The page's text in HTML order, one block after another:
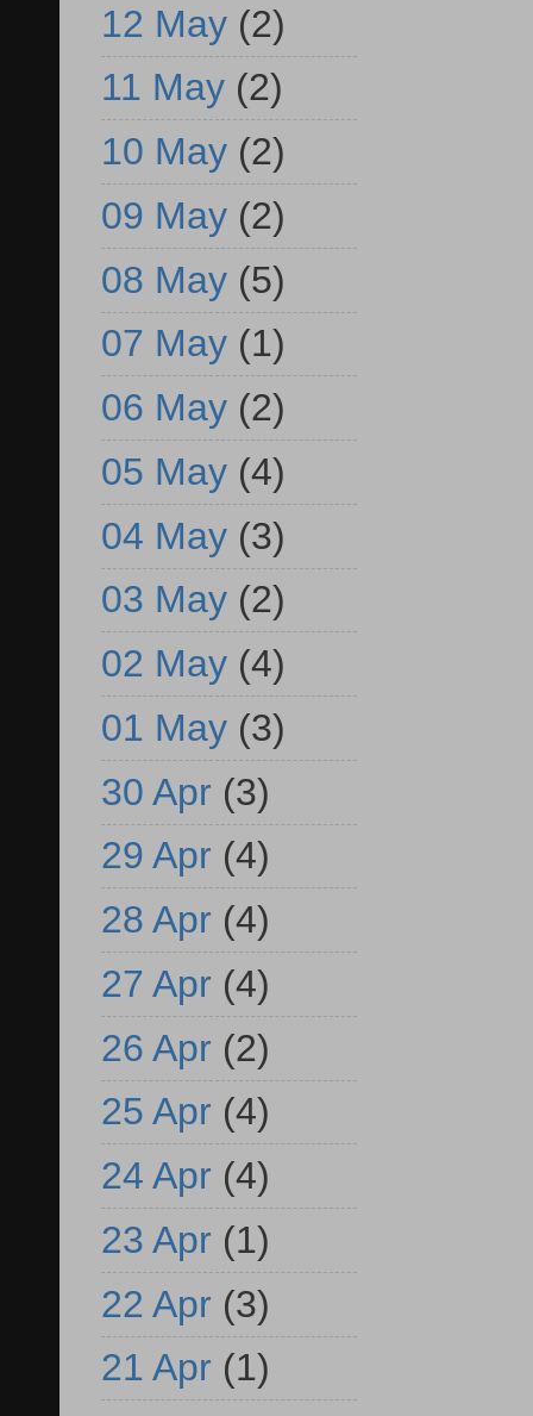
12 May (2)
11 May (2)
10 May (2)
09 May (2)
08 May (5)
07 May (1)
06 May (2)
05 May (4)
04 May (3)
03 May (2)
02 May (4)
01 May (3)
30 Apr (3)
29 Apr (4)
28 Apr (4)
27 Apr (4)
26 Apr (2)
25 Apr (4)
24 Apr (4)
23 Apr (1)
22 Apr (3)
21 Apr (1)